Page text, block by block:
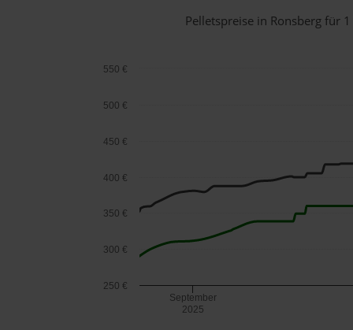
Pelletspreise in Ronsberg für
September
2025
250 €
300 €
350 €
400 €
450 €
500 €
550 €